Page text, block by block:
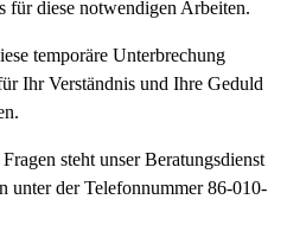
für diese notwendigen Arbeiten.
temporäre Unterbrechung
Ihr Verständnis und Ihre Geduld
steht unser Beratungsdienst
unter der Telefonnummer 86-010-